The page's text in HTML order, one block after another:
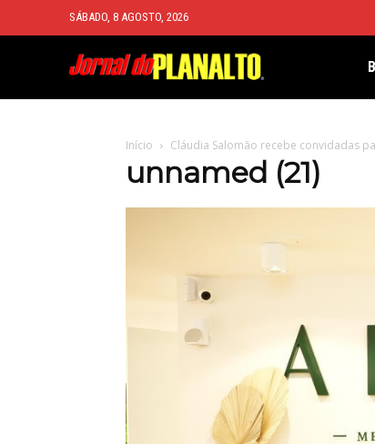
SÁBADO, 8 AGOSTO, 2026
Início Cláudia Salomão recebe convidadas
unnamed (21)